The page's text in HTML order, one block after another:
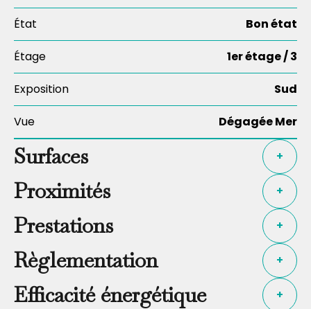
État Bon état
Étage 1er étage / 3
Exposition Sud
Vue Dégagée Mer
Surfaces +
Proximités +
Prestations +
Règlementation +
Efficacité énergétique +